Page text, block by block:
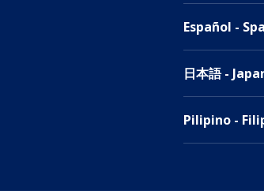
Español -
日本語 -
Pilipino -